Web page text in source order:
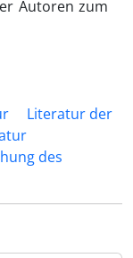
Autoren zum
Literatur der
des